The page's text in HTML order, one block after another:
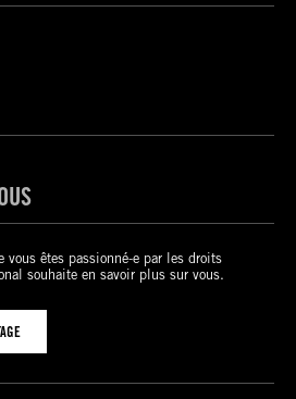
vous êtes passionné-e par les droits
souhaite en savoir plus sur vous.